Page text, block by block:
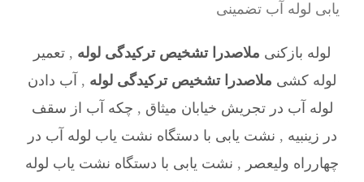
یابی لوله آب تضمینی
لوله بازکنی ملاصدرا تشخیص ترکیدگی لوله , تعمیر
لوله کشی ملاصدرا تشخیص ترکیدگی لوله , آب دادن
لوله آب در تجریش خیابان میثاق , چکه آب از سقف
در زینبیه , نشت یابی با دستگاه نشت یاب لوله آب در
چهارراه ولیعصر , نشت یابی با دستگاه نشت یاب لوله